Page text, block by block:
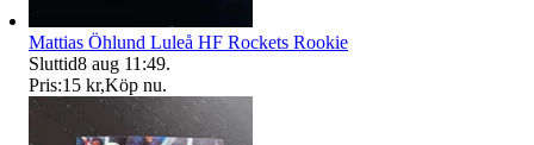
Mattias Öhlund Luleå HF Rockets Rookie
Sluttid8 aug 11:49.
Pris:15 kr,Köp nu.